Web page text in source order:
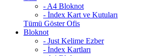
- A4 Bloknot
- İndex Kart ve Kutuları
Tümü Göster Ofis
Bloknot
- Just Kelime Ezber
- İndex Kartları